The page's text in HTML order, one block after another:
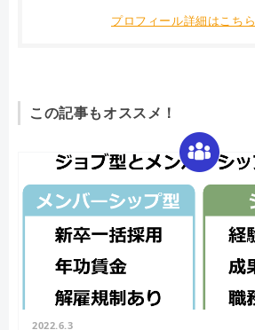
プロフィール詳細はこちら
この記事もオススメ！
2022.6.3